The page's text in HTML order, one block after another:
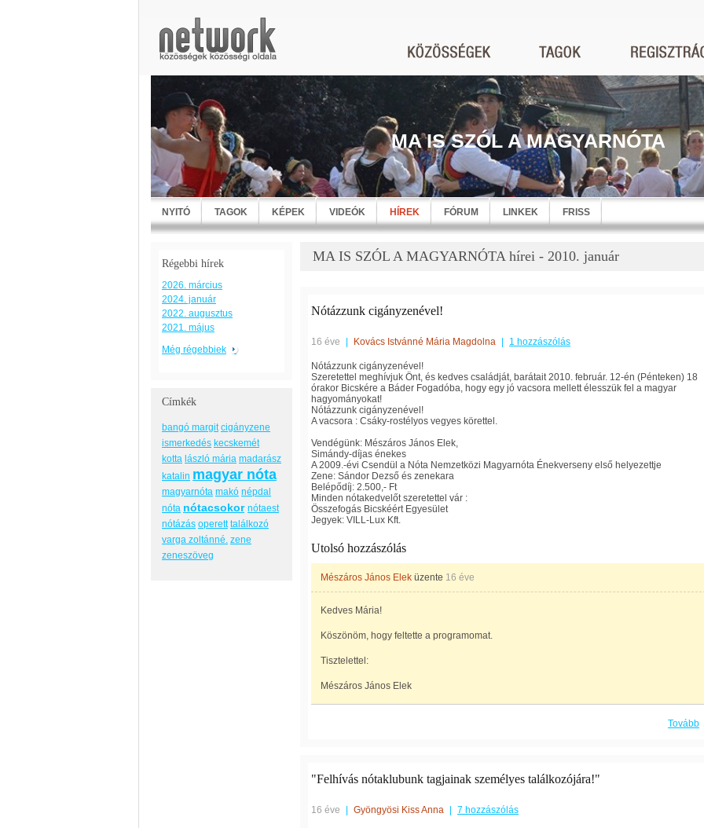
MA IS SZÓL A MAGYARNÓTA
NYITÓ TAGOK KÉPEK VIDEÓK HÍREK FÓRUM LINKEK FRISS
Régebbi hírek
2026. március
2024. január
2022. augusztus
2021. május
Még régebbiek
Címkék
bangó margit cigányzene
ismerkedés kecskemét
kotta lászló mária madarász
katalin magyar nóta
magyarnóta makó népdal
nóta nótacsokor nótaest
nótázás operett találkozó
varga zoltánné. zene
zeneszöveg
MA IS SZÓL A MAGYARNÓTA hírei - 2010. január
Nótázzunk cigányzenével!
16 éve Kovács Istvánné Mária Magdolna 1 hozzászólás
Nótázzunk cigányzenével!
Szeretettel meghívjuk Önt, és kedves családját, barátait 2010. február. 12-én (Pénteken) 18
órakor Bicskére a Báder Fogadóba, hogy egy jó vacsora mellett élesszük fel a magyar
hagyományokat!
Nótázzunk cigányzenével!
A vacsora : Csáky-rostélyos vegyes körettel.
Vendégünk: Mészáros János Elek,
Simándy-díjas énekes
A 2009.-évi Csendül a Nóta Nemzetközi Magyarnóta Énekverseny első helyezettje
Zene: Sándor Dezső és zenekara
Belépődíj: 2.500,- Ft
Minden nótakedvelőt szeretettel vár :
Összefogás Bicskéért Egyesület
Jegyek: VILL-Lux Kft.
Utolsó hozzászólás
Mészáros János Elek üzente 16 éve
Kedves Mária!
Köszönöm, hogy feltette a programomat.
Tisztelettel:
Mészáros János Elek
Tovább
"Felhívás nótaklubunk tagjainak személyes találkozójára!"
16 éve Gyöngyösi Kiss Anna 7 hozzászólás